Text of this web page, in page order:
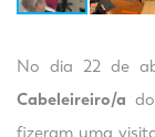
No dia 22 de
Cabeleireiro/a
fizeram uma